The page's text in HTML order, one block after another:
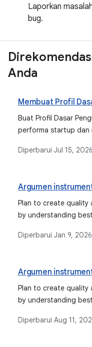
Laporkan
bug.
Anda
Membuat Profil
Buat Profil Dasar
performa startup dan
Diperbarui Jul 15, 2026
Argumen
Plan to create
by understanding
Diperbarui Jan 9, 2026
Argumen
Plan to create
by understanding
Diperbarui Aug 11,